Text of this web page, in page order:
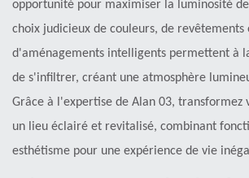
opportunité pour maximiser la luminosité
choix judicieux de couleurs, de revêtements
d'aménagements intelligents permettent à
de s'infiltrer, créant une atmosphère
Grâce à l'expertise de Alan 03,
un lieu éclairé et revitalisé, combinant
esthétisme pour une expérience de vie